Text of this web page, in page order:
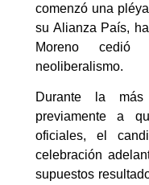
comenzó una
su Alianza País,
Moreno cedió
neoliberalismo.
Durante la más
previamente a
oficiales, el
celebración
supuestos